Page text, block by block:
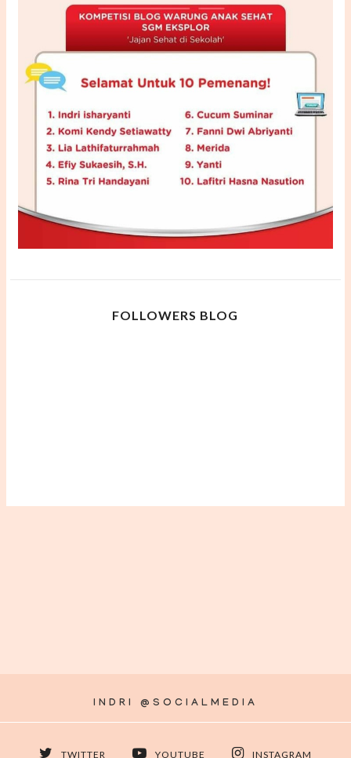
FOLLOWERS BLOG
INDRI @SOCIALMEDIA
TWITTER YOUTUBE INSTAGRAM